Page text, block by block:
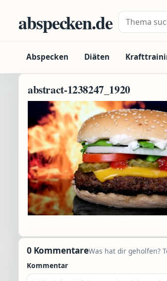
abspecken.de Suche
Abspecken Diäten
abstract-1238247_1920
0 KommentareWas hat dir geholfen?
Kommentar